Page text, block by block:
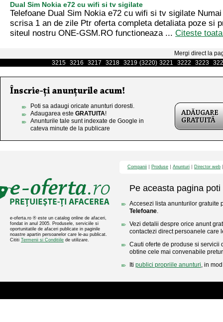
Dual Sim Nokia e72 cu wifi si tv sigilate
Telefoane Dual Sim Nokia e72 cu wifi si tv sigilate
scrisa 1 an de zile Ptr oferta completa detaliata poze si
siteul nostru ONE-GSM.RO functioneaza ... Citeste
Mergi direct la
3215 3216 3217 3218 3219 (3220) 3221 3222 3223
Poti sa adaugi oricate anunturi doresti.
Adaugarea este GRATUITA!
Anunturile tale sunt indexate de Google in
cateva minute de la publicare
e-oferta.ro ® este un catalog online de afaceri,
fondat in anul 2005. Produsele, serviciile si
oportunitatile de afaceri publicate in paginile
noastre apartin persoanelor care le-au publicat.
Cititi Termenii si Conditiile de utilizare.
Companii Produse Anunturi Director web
Pe aceasta pagina poti
Accesezi lista anunturilor gratuite
Telefoane.
Vezi detalii despre orice anunt
contactezi direct persoanele care
Cauti oferte de produse si servicii
obtine cele mai convenabile
Iti publici propriile anunturi, in